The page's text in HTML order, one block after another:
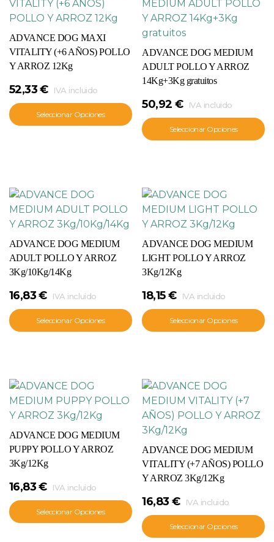
ADVANCE DOG MAXI
VITALITY (+6 AÑOS) POLLO
Y ARROZ 12Kg
52,33€ IVA incluido
Seleccionar Opciones
ADVANCE DOG MEDIUM
ADULT POLLO Y ARROZ
14Kg+3Kg gratuitos
50,92 € IVA incluido
Seleccionar Opciones
ADVANCE DOG MEDIUM
ADULT POLLO Y ARROZ
3Kg/10Kg/14Kg
16,83€ IVA incluido
Seleccionar Opciones
ADVANCE DOG MEDIUM
LIGHT POLLO Y ARROZ
3Kg/12Kg
18,15€ IVA incluido
Seleccionar Opciones
ADVANCE DOG MEDIUM
PUPPY POLLO Y ARROZ
3Kg/12Kg
16,83€ IVA incluido
Seleccionar Opciones
ADVANCE DOG MEDIUM
VITALITY (+7 AÑOS) POLLO
Y ARROZ 3Kg/12Kg
16,83 € IVA incluido
Seleccionar Opciones